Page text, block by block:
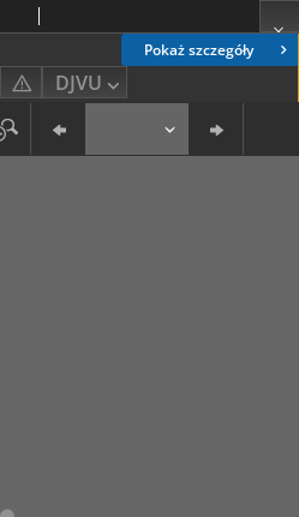
Pokaż szczegóły
DJVU